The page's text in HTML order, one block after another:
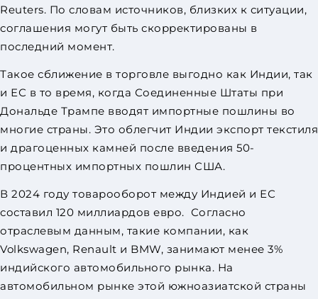
Reuters. По словам источников, близких к ситуации,
соглашения могут быть скорректированы в
последний момент.
Такое сближение в торговле выгодно как Индии, так
и ЕС в то время, когда Соединенные Штаты при
Дональде Трампе вводят импортные пошлины во
многие страны. Это облегчит Индии экспорт текстиля
и драгоценных камней после введения 50-
процентных импортных пошлин США.
В 2024 году товарооборот между Индией и ЕС
составил 120 миллиардов евро. Согласно
отраслевым данным, такие компании, как
Volkswagen, Renault и BMW, занимают менее 3%
индийского автомобильного рынка. На
автомобильном рынке этой южноазиатской страны